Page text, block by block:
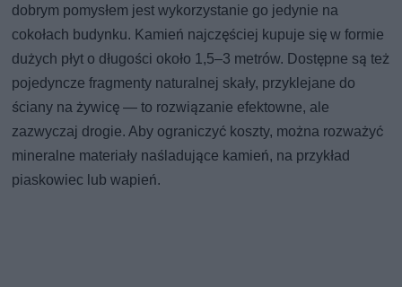
dobrym pomysłem jest wykorzystanie go jedynie na
cokołach budynku. Kamień najczęściej kupuje się w formie
dużych płyt o długości około 1,5–3 metrów. Dostępne są też
pojedyncze fragmenty naturalnej skały, przyklejane do
ściany na żywicę — to rozwiązanie efektowne, ale
zazwyczaj drogie. Aby ograniczyć koszty, można rozważyć
mineralne materiały naśladujące kamień, na przykład
piaskowiec lub wapień.